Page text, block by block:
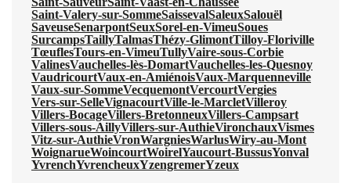
Saint-Valery-sur-SommeSaissevalSaleuxSalouël
SaveuseSenarpontSeuxSorel-en-VimeuSoues
SurcampsTaillyTalmasThézy-GlimontTilloy-Floriville
TœuflesTours-en-VimeuTullyVaire-sous-Corbie
ValinesVauchelles-lès-DomartVauchelles-les-Quesnoy
VaudricourtVaux-en-AmiénoisVaux-Marquenneville
Vaux-sur-SommeVecquemontVercourtVergies
Vers-sur-SelleVignacourtVille-le-MarcletVilleroy
Villers-BocageVillers-BretonneuxVillers-Campsart
Villers-sous-AillyVillers-sur-AuthieVironchauxVismes
Vitz-sur-AuthieVronWargniesWarlusWiry-au-Mont
WoignarueWoincourtWoirelYaucourt-BussusYonval
YvrenchYvrencheuxYzengremerYzeux